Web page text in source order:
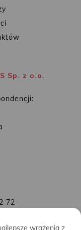
Sp. z o.o.
72
wrażenia z